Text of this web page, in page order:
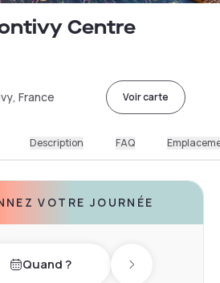
Centre
France Voir carte
Description FAQ
VOTRE JOURNÉE
Quand ? Next day